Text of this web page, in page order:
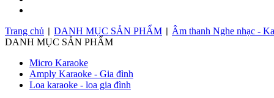
Trang chủ
DANH MỤC SẢN PHẨM
Âm thanh Nghe nhạc -
DANH MỤC SẢN PHẨM
Micro Karaoke
Amply Karaoke - Gia đình
Loa karaoke - loa gia đình